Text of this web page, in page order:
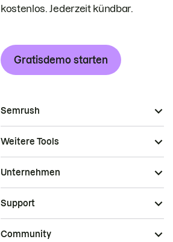
kostenlos. Jederzeit kündbar.
Gratisdemo starten
Semrush
Weitere Tools
Unternehmen
Support
Community